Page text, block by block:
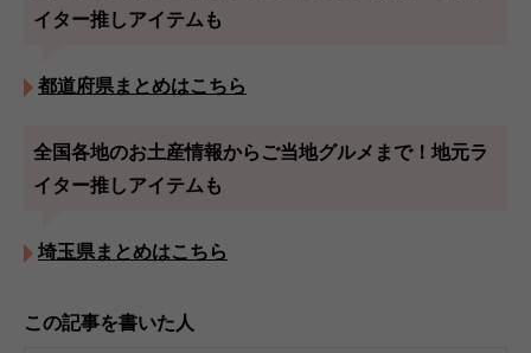
イター推しアイテムも
都道府県まとめはこちら
全国各地のお土産情報からご当地グルメまで！地元ラ
イター推しアイテムも
埼玉県まとめはこちら
この記事を書いた人